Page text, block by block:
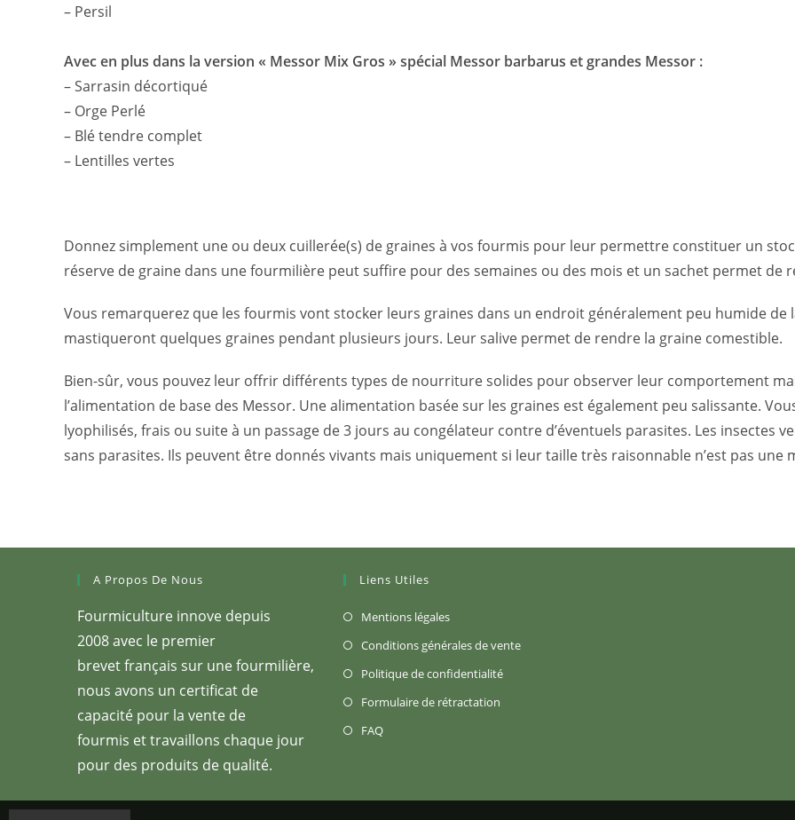
– Persil
Avec en plus dans la version « Messor Mix Gros » spécial Messor barbarus et grandes Messor :
– Sarrasin décortiqué
– Orge Perlé
– Blé tendre complet
– Lentilles vertes
Donnez simplement une ou deux cuillerée(s) de graines à vos fourmis pour leur permettre constituer un
réserve de graine dans une fourmilière peut suffire pour des semaines ou des mois et un sachet permet de
Vous remarquerez que les fourmis vont stocker leurs graines dans un endroit généralement peu humide de
mastiqueront quelques graines pendant plusieurs jours. Leur salive permet de rendre la graine comestible.
Bien-sûr, vous pouvez leur offrir différents types de nourriture solides pour observer leur comportement
l’alimentation de base des Messor. Une alimentation basée sur les graines est également peu salissante.
lyophilisés, frais ou suite à un passage de 3 jours au congélateur contre d’éventuels parasites. Les insectes
sans parasites. Ils peuvent être donnés vivants mais uniquement si leur taille très raisonnable n’est pas une
A Propos De Nous
Fourmiculture innove depuis
2008 avec le premier
brevet français sur une fourmilière,
nous avons un certificat de
capacité pour la vente de
fourmis et travaillons chaque jour
pour des produits de qualité.
Liens Utiles
Mentions légalesS’ouvre
nouvel
onglet
Conditions générales de venteS’ouvre
Politique de confidentialitéS’ouvre
Formulaire de rétractation
FAQS’ouvre